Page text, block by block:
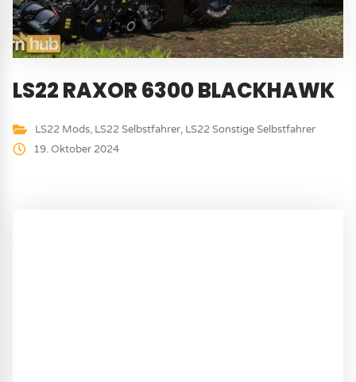
LS22 RAXOR 6300 BLACKHAWK
LS22 Mods, LS22 Selbstfahrer, LS22 Sonstige Selbstfahrer
19. Oktober 2024